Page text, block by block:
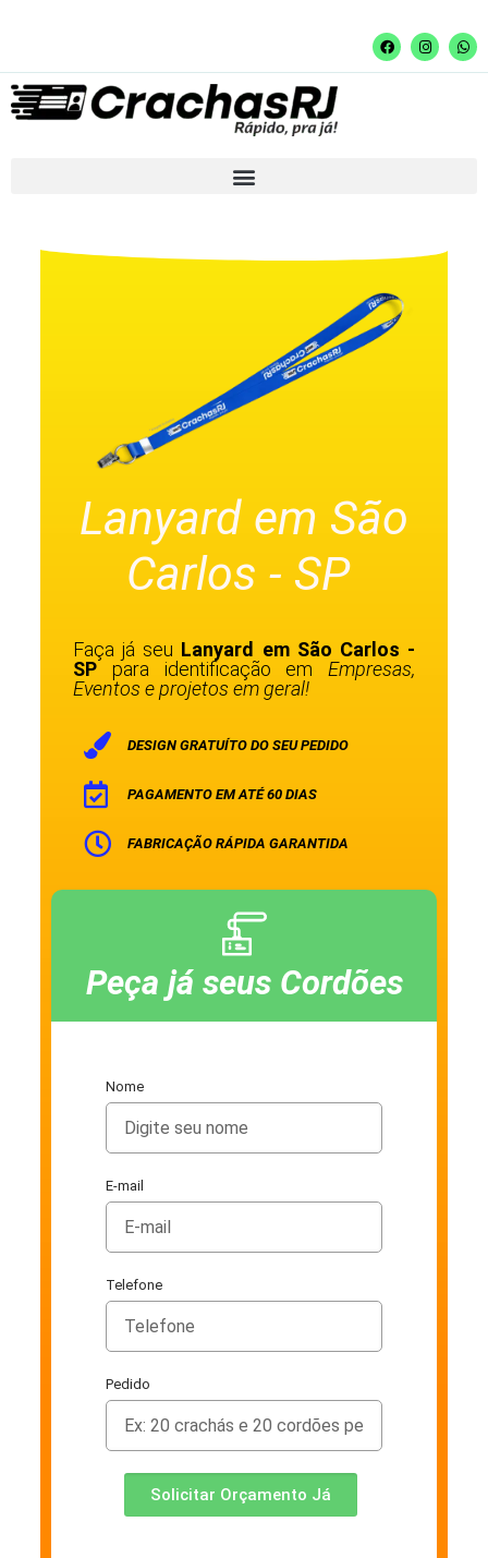
Lanyard em São
Carlos - SP
Faça já seu Lanyard em São Carlos -
SP para identificação em Empresas,
Eventos e projetos em geral!
DESIGN GRATUÍTO DO SEU PEDIDO
PAGAMENTO EM ATÉ 60 DIAS
FABRICAÇÃO RÁPIDA GARANTIDA
Peça já seus Cordões
Nome
E-mail
Telefone
Pedido
Solicitar Orçamento Já